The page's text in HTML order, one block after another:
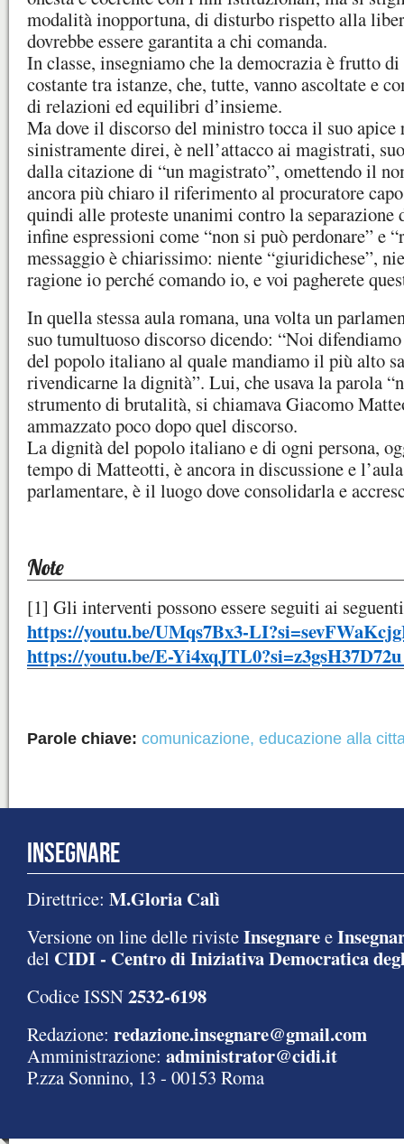
modalità inopportuna, di disturbo rispetto alla
dovrebbe essere garantita a chi comanda.
In classe, insegniamo che la democrazia è frutto
costante tra istanze, che, tutte, vanno ascoltate e
di relazioni ed equilibri d’insieme.
Ma dove il discorso del ministro tocca il suo apice
sinistramente direi, è nell’attacco ai magistrati,
dalla citazione di “un magistrato”, omettendo il
ancora più chiaro il riferimento al procuratore
quindi alle proteste unanimi contro la separazione
infine espressioni come “non si può perdonare” e
messaggio è chiarissimo: niente “giuridichese”,
ragione io perché comando io, e voi pagherete
In quella stessa aula romana, una volta un
suo tumultuoso discorso dicendo: “Noi
del popolo italiano al quale mandiamo il più alto
rivendicarne la dignità”. Lui, che usava la parola
strumento di brutalità, si chiamava Giacomo
ammazzato poco dopo quel discorso.
La dignità del popolo italiano e di ogni persona,
tempo di Matteotti, è ancora in discussione e
parlamentare, è il luogo dove consolidarla e
Note
[1] Gli interventi possono essere seguiti ai
https://youtu.be/UMqs7Bx3-
https://youtu.be/E-
Parole chiave: comunicazione, educazione alla
INSEGNARE
Direttrice: M.Gloria Calì
Versione on line delle rivisteInsegnaree
del CIDI - Centro di Iniziativa Democratica
Codice ISSN2532-6198
Redazione: redazione.insegnare@gmail.com
Amministrazione: administrator@cidi.it
P.zza Sonnino, 13 - 00153 Roma